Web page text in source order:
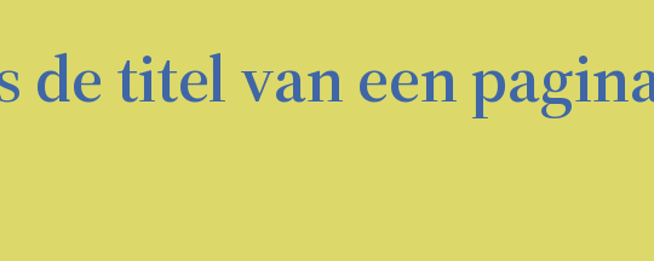
de titel van een